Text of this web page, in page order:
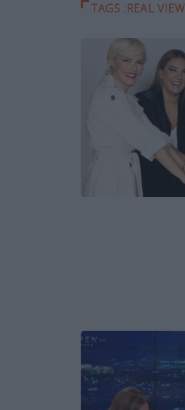
TAGS :REAL VIEW